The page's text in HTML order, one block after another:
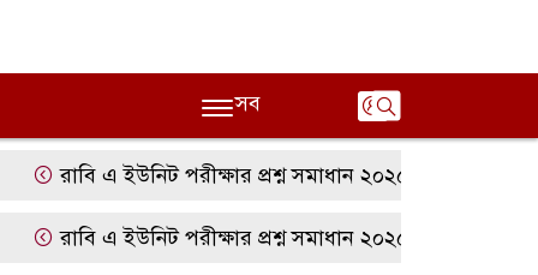
সব
রাবি এ ইউনিট পরীক্ষার প্রশ্ন সমাধান ২০২৫ | RU A Unit
রাবি এ ইউনিট পরীক্ষার প্রশ্ন সমাধান ২০২৫ | RU A Unit